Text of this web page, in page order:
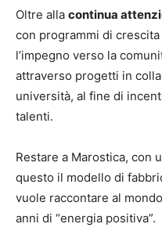
Oltre alla continua
con programmi di
l’impegno verso la
attraverso progetti in
università, al fine di
talenti.
Restare a Marostica, con
questo il modello di
vuole raccontare al
anni di “energia positiva”.